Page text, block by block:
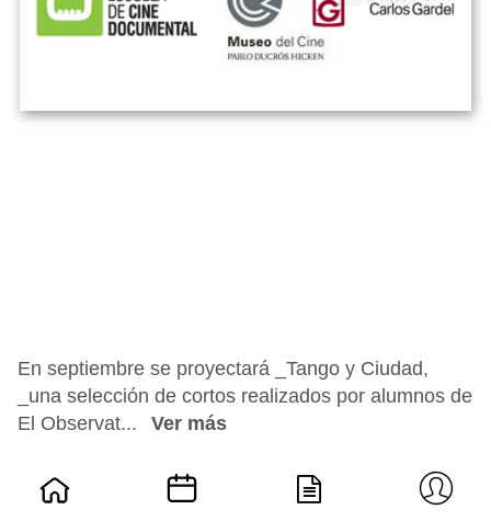
En septiembre se proyectará _Tango y Ciudad,
_una selección de cortos realizados por alumnos de
El Observat...
Ver más